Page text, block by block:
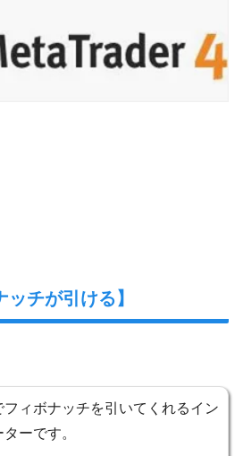
ッチが引ける】
フィボナッチを引いてくれるイン
ーです。